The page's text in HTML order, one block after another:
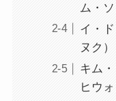
ム・
イ・
ヌク）
キム
ヒウォ